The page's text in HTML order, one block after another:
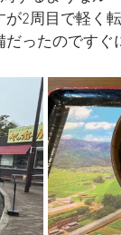
2周目で軽く
ったのですぐ